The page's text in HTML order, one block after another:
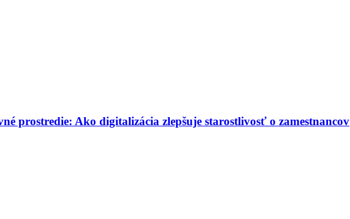
prostredie: Ako digitalizácia zlepšuje starostlivosť o zamestnancov